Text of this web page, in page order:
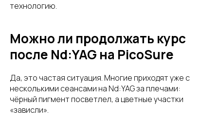
технологию.
Можно ли продолжать курс
после Nd:YAG на PicoSure
Да, это частая ситуация. Многие приходят уже с
несколькими сеансами на Nd:YAG за плечами:
чёрный пигмент посветлел, а цветные участки
«зависли».